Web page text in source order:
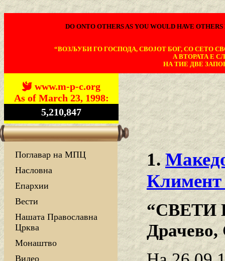
DO ONTO OTHERS AS YOU WOULD HAVE
“ВОЗЉУБИ ГО ГОСПОДА, СВОЈОТ БОГ, СО СЕТО
А ВТОРАТА Е
НА ТИЕ ДВЕ
www.m-p-c.org
As of March 23, 1998:
5,210,847
Поглавар на МПЦ
Насловна
Епархии
Вести
Нашата Православна
Црква
Монаштво
Видео
1.
“СВЕТИ